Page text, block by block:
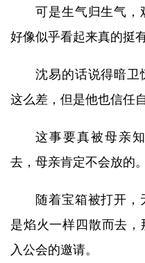
可是生气归生气，
好像似乎看起来真的挺
沈易的话说得暗卫
这么差，但是他也信任
这事要真被母亲
去，母亲肯定不会放的。
随着宝箱被打开
是焰火一样四散而去
入公会的邀请。